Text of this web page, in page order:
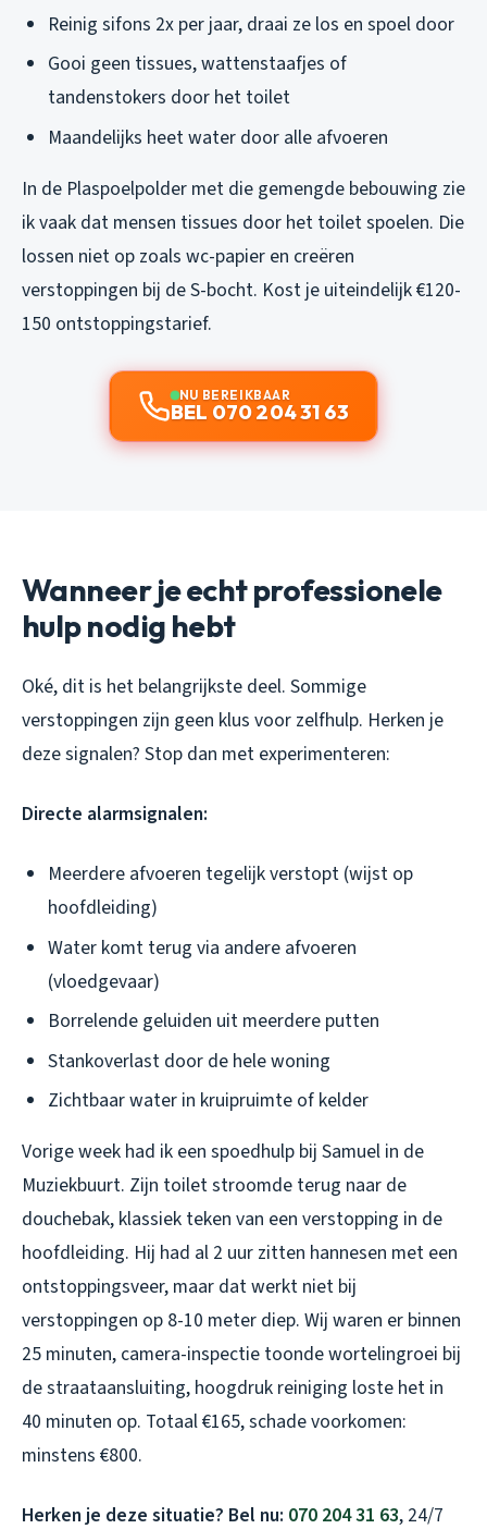
Reinig sifons 2x per jaar, draai ze los en spoel door
Gooi geen tissues, wattenstaafjes of
tandenstokers door het toilet
Maandelijks heet water door alle afvoeren
In de Plaspoelpolder met die gemengde bebouwing zie
ik vaak dat mensen tissues door het toilet spoelen. Die
lossen niet op zoals wc-papier en creëren
verstoppingen bij de S-bocht. Kost je uiteindelijk €120-
150 ontstoppingstarief.
NU BEREIKBAAR
BEL 070 204 31 63
Wanneer je echt professionele
hulp nodig hebt
Oké, dit is het belangrijkste deel. Sommige
verstoppingen zijn geen klus voor zelfhulp. Herken je
deze signalen? Stop dan met experimenteren:
Directe alarmsignalen:
Meerdere afvoeren tegelijk verstopt (wijst op
hoofdleiding)
Water komt terug via andere afvoeren
(vloedgevaar)
Borrelende geluiden uit meerdere putten
Stankoverlast door de hele woning
Zichtbaar water in kruipruimte of kelder
Vorige week had ik een spoedhulp bij Samuel in de
Muziekbuurt. Zijn toilet stroomde terug naar de
douchebak, klassiek teken van een verstopping in de
hoofdleiding. Hij had al 2 uur zitten hannesen met een
ontstoppingsveer, maar dat werkt niet bij
verstoppingen op 8-10 meter diep. Wij waren er binnen
25 minuten, camera-inspectie toonde wortelingroei bij
de straataansluiting, hoogdruk reiniging loste het in
40 minuten op. Totaal €165, schade voorkomen:
minstens €800.
Herken je deze situatie? Bel nu: 070 204 31 63, 24/7